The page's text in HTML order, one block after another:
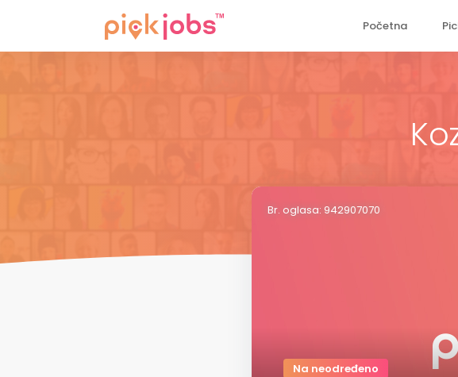
Početna
Br. oglasa: 942907070
Na neodređeno